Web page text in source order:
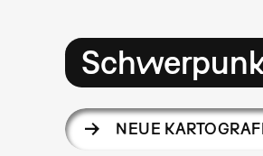
NEUE